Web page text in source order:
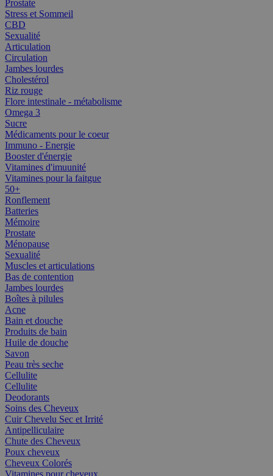
Prostate
Stress et Sommeil
CBD
Sexualité
Articulation
Circulation
Jambes lourdes
Cholestérol
Riz rouge
Flore intestinale - métabolisme
Omega 3
Sucre
Médicaments pour le coeur
Immuno - Energie
Booster d'énergie
Vitamines d'imuunité
Vitamines pour la faitgue
50+
Ronflement
Batteries
Mémoire
Prostate
Ménopause
Sexualité
Muscles et articulations
Bas de contention
Jambes lourdes
Boîtes à pilules
Acne
Bain et douche
Produits de bain
Huile de douche
Savon
Peau très seche
Cellulite
Cellulite
Deodorants
Soins des Cheveux
Cuir Chevelu Sec et Irrité
Antipelliculaire
Chute des Cheveux
Poux cheveux
Cheveux Colorés